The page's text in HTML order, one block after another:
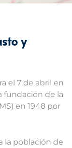
y
el 7 de abril en
fundación de la
en 1948 por
la población de